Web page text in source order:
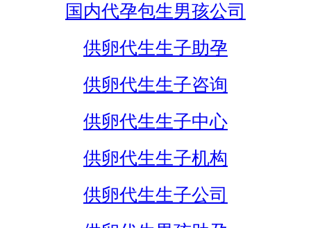
国内代孕包生男孩公司
供卵代生生子助孕
供卵代生生子咨询
供卵代生生子中心
供卵代生生子机构
供卵代生生子公司